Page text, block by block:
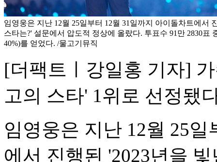
임영웅은 지난 12월 25일부터 12월 31일까지 아이돌차트에서
스타는?' 설문에서 압도적 정상에 올랐다. 투표수 91만 2830표
40%)를 얻었다. /물고기뮤직
[더팩트ㅣ강일홍 기자]
고의 스타' 1위로 선정됐
임영웅은 지난 12월 25
에서 진행된 '2023년을